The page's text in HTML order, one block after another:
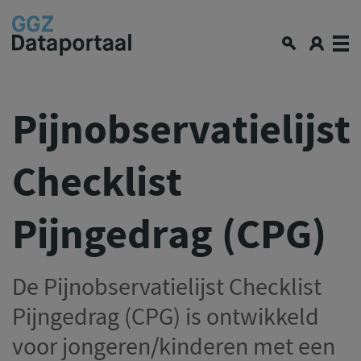
Over GGZ Dataportaal
Openbare GGZ-cijfers
Spiegelinformatie
Workshop
GGZ Data blogs
Lerende netwerken
Nieuws en interviews
Data en privacy
Aan de slag met data delen
Pijnobservatielijst
Checklist
Pijngedrag (CPG)
De Pijnobservatielijst Checklist
Pijngedrag (CPG) is ontwikkeld
voor jongeren/kinderen met een